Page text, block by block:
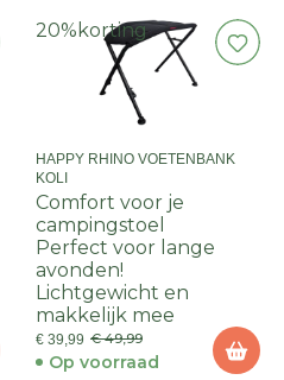
20% korting
HAPPY RHINO VOETENBANK
KOLI
Comfort voor je
campingstoel
Perfect voor lange
avonden!
Lichtgewicht en
makkelijk mee
€ 39,99 € 49,99
Op voorraad